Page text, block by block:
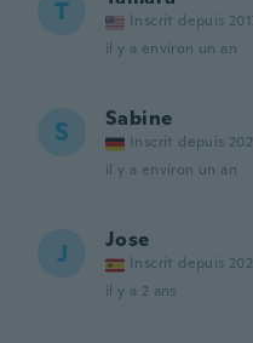
T Inscrit depuis
il y a environ un an
S Sabine
Inscrit depuis
il y a environ un an
J Jose
Inscrit depuis
il y a 2 ans